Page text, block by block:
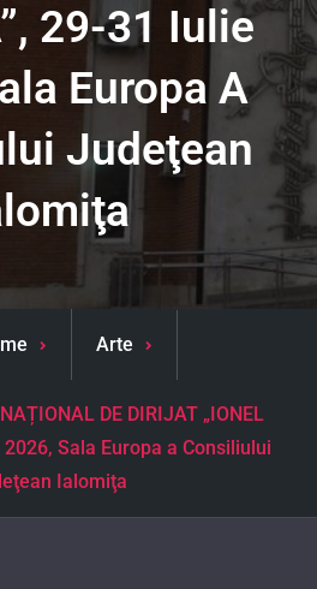
29-31 Iulie
Europa A
Judeţean
Arte
DE DIRIJAT „IONEL
2026, Sala Europa a Consiliului
Ialomiţa